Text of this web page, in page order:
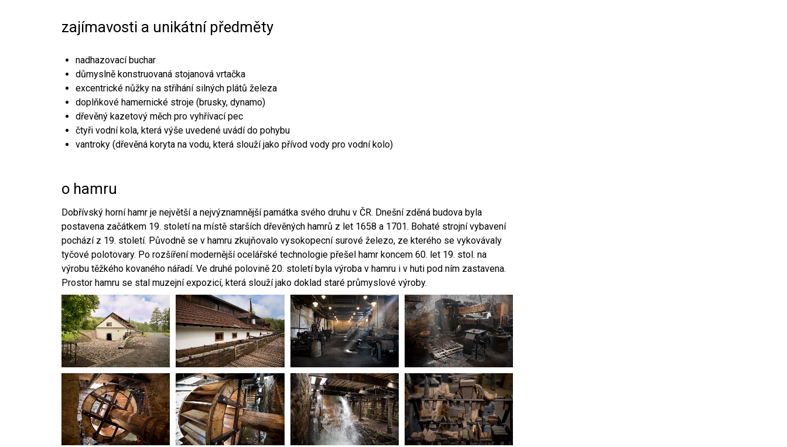
zajímavosti a unikátní předměty
nadhazovací buchar
důmyslně konstruovaná stojanová vrtačka
excentrické nůžky na stříhání silných plátů železa
doplňkové hamernické stroje (brusky, dynamo)
dřevěný kazetový měch pro vyhřívací pec
čtyři vodní kola, která výše uvedené uvádí do pohybu
vantroky (dřevěná koryta na vodu, která slouží jako přívod vody pro vodní kolo)
o hamru
Dobřívský horní hamr je největší a nejvýznamnější památka svého druhu v ČR. Dnešní zděná budova byla
postavena začátkem 19. století na místě starších dřevěných hamrů z let 1658 a 1701. Bohaté strojní vybavení
pochází z 19. století. Původně se v hamru zkujňovalo vysokopecní surové železo, ze kterého se vykovávaly
tyčové polotovary. Po rozšíření modernější ocelářské technologie přešel hamr koncem 60. let 19. stol. na
výrobu těžkého kovaného nářadí. Ve druhé polovině 20. století byla výroba v hamru i v huti pod ním zastavena.
Prostor hamru se stal muzejní expozicí, která slouží jako doklad staré průmyslové výroby.